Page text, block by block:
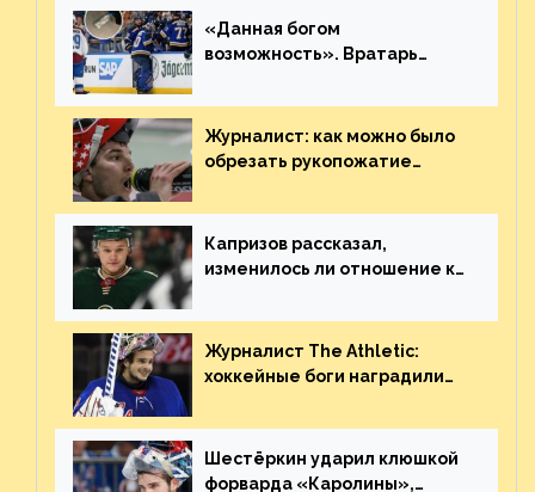
«Данная богом
возможность». Вратарь
броске бутылкой в Кадри
Журналист: как можно было
обрезать рукопожатие
Плохая работа, ESPN
Капризов рассказал,
изменилось ли отношение к
Украине
Журналист The Athletic:
хоккейные боги наградили
великолепную игру
Шестёркин ударил клюшкой
форварда «Каролины»,